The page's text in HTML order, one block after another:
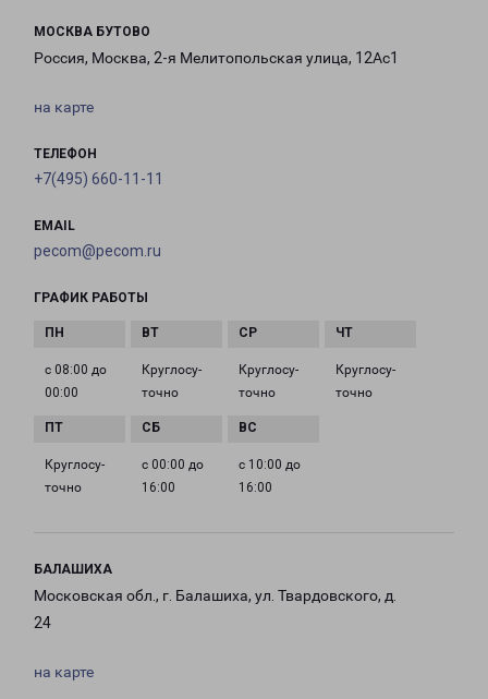
МОСКВА БУТОВО
Россия, Москва, 2-я Мелитопольская улица, 12Ас1
на карте
ТЕЛЕФОН
+7(495) 660-11-11
EMAIL
pecom@pecom.ru
ГРАФИК РАБОТЫ
с 08:00 до
00:00
Круглосу­
точно
Круглосу­
точно
Круглосу­
точно
Круглосу­
точно
с 00:00 до
16:00
с 10:00 до
16:00
БАЛАШИХА
Московская обл., г. Балашиха, ул. Твардовского, д.
24
на карте